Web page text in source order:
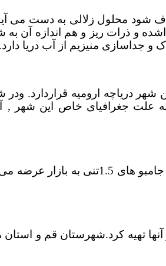
شود محلول زلالی به دست می
ذرات ریز و هم اندازه آن به
و جداسازی منیزیم از آب دریا دارد.
دریاچه ارومیه قراردارد.
است.به علت جغرافیای خاص این
آهک در بسته بندی های گوناگونی به بازار ارائه می
تهیه کرد.شهرستان قم و